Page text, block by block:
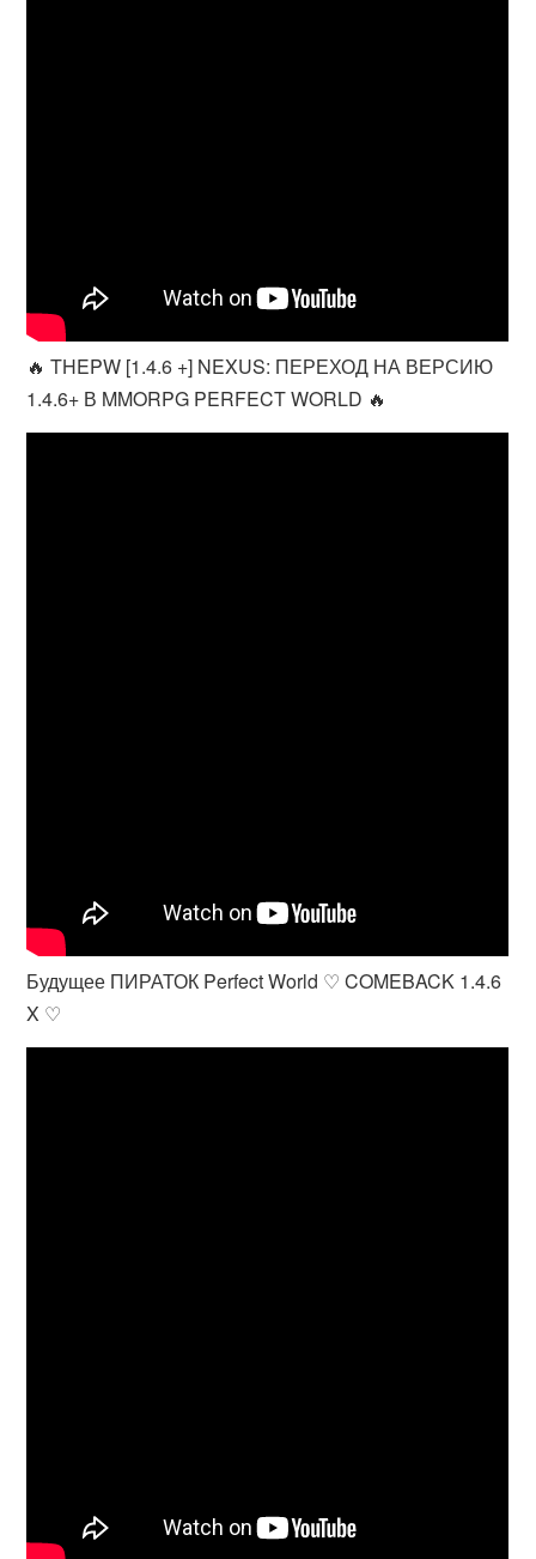
🔥 THEPW [1.4.6 +] NEXUS: ПЕРЕХОД НА ВЕРСИЮ
1.4.6+ В MMORPG PERFECT WORLD 🔥
Будущее ПИРАТОК Perfect World ♡ COMEBACK 1.4.6
X ♡